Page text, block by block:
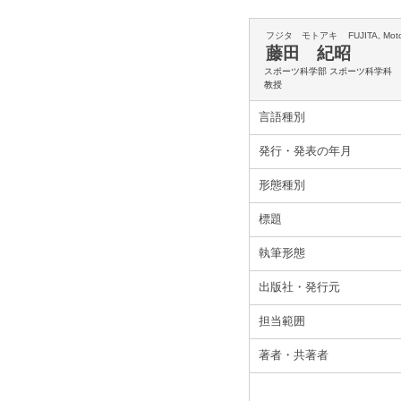
フジタ モトアキ FUJITA,
藤田 紀昭
スポーツ科学部 スポーツ科学科
教授
言語種別
発行・発表の年月
形態種別
標題
執筆形態
出版社・発行元
担当範囲
著者・共著者